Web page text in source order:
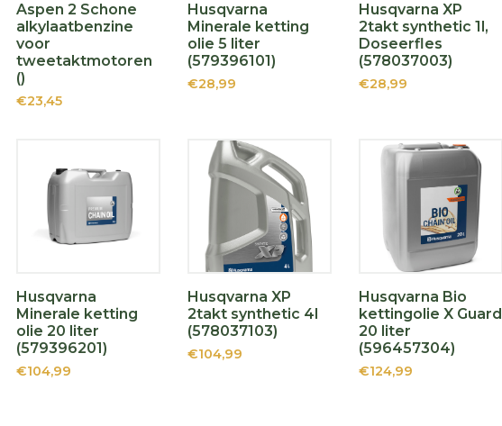
Aspen 2 Schone
alkylaatbenzine
voor
tweetaktmotoren
()
€23,45
Husqvarna
Minerale ketting
olie 5 liter
(579396101)
€28,99
Husqvarna XP
2takt synthetic 1l,
Doseerfles
(578037003)
€28,99
Husqvarna
Minerale ketting
olie 20 liter
(579396201)
€104,99
Husqvarna XP
2takt synthetic 4l
(578037103)
€104,99
Husqvarna Bio
kettingolie X Guard
20 liter
(596457304)
€124,99